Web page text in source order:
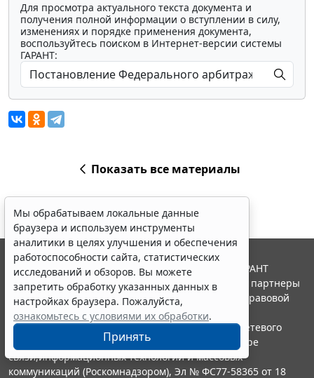
Для просмотра актуального текста документа и
получения полной информации о вступлении в силу,
изменениях и порядке применения документа,
воспользуйтесь поиском в Интернет-версии системы
ГАРАНТ:
Показать все материалы
Мы обрабатываем локальные данные
браузера и используем инструменты
аналитики в целях улучшения и обеспечения
работоспособности сайта, статистических
исследований и обзоров. Вы можете
запретить обработку указанных данных в
настройках браузера. Пожалуйста,
ознакомьтесь с условиями их обработки.
Принять
© ООО "НПП "ГАРАНТ-СЕРВИС", 2026. Система ГАРАНТ
выпускается с 1990 года. Компания "Гарант" и ее партнеры
являются участниками Российской ассоциации правовой
информации ГАРАНТ.
Портал ГАРАНТ.РУ зарегистрирован в качестве сетевого
издания Федеральной службой по надзору в сфере
связи,информационных технологий и массовых
коммуникаций (Роскомнадзором), Эл № ФС77-58365 от 18